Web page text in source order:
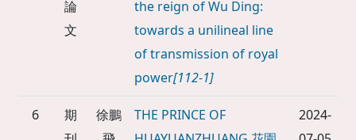
論
文
the reign of Wu Ding:
towards a unilineal line
of transmission of royal
power[112-1]
6
期
徐鵬
THE PRINCE OF
2024-